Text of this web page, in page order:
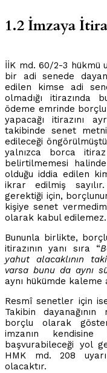
1.2 İmzaya
İİK md. 60/2-3 hükmü
bir adi senede
edilen kimse adi
olmadığı itirazında
ödeme emrinde
yapacağı itirazını
takibinde senet
edileceği
yalnızca borca
belirtilmemesi
olduğu iddia edilen
ikrar edilmiş
gerektiği için,
kişiye senet
olarak kabul edilemez.
Bununla birlikte,
itirazının yanı sıra “
yahut alacaklının
varsa bunu da aynı
aynı hükümde kaleme
Resmî senetler için
Takibin
borçlu olarak
imzanın kendisine
başvurabileceği yol
HMK md. 208
olacaktır.